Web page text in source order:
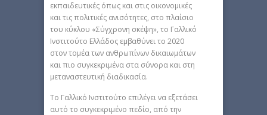
εκπαιδευτικές όπως και στις οικονομικές
και τις πολιτικές ανισότητες, στο πλαίσιο
του κύκλου «Σύγχρονη σκέψη», το Γαλλικό
Ινστιτούτο Ελλάδος εμβαθύνει το 2020
στον τομέα των ανθρωπίνων δικαιωμάτων
και πιο συγκεκριμένα στα σύνορα και στη
μεταναστευτική διαδικασία.
Το Γαλλικό Ινστιτούτο επιλέγει να εξετάσει
αυτό το συγκεκριμένο πεδίο, από την